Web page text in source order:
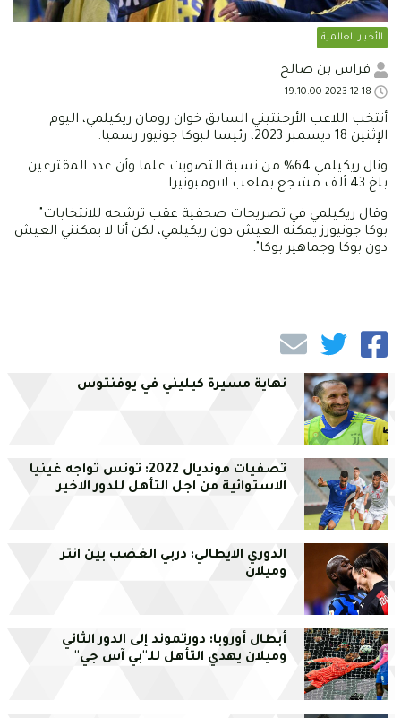
الأخبار العالمية
فراس بن صالح
أنتخب اللاعب الأرجنتيني السابق خوان رومان ريكيلمي، اليوم
الإثنين 18 ديسمبر 2023، رئيسا لبوكا جونيور رسميا.
ونال ريكيلمي 64% من نسبة التصويت علما وأن عدد المقترعين
بلغ 43 ألف مشجع بملعب لابومبونيرا.
وقال ريكيلمي في تصريحات صحفية عقب ترشحه للانتخابات"
بوكا جونيورز يمكنه العيش دون ريكيلمي، لكن أنا لا يمكنني العيش
دون بوكا وجماهير بوكا".
نهاية مسيرة كيليني في يوفنتوس
تصفيات مونديال 2022: تونس تواجه غينيا
الاستوائية من اجل التأهل للدور الاخير
الدوري الايطالي: دربي الغضب بين انتر
وميلان
أبطال أوروبا: دورتموند إلى الدور الثاني
وميلان يهدي التأهل للـ''بي آس جي''